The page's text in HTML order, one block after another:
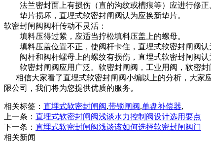
法兰密封面上有损伤（直的沟纹或槽痕等）应进行修正
垫片损坏，直埋式软密封闸阀认为应换新垫片。
软密封闸阀阀杆传动不灵活：
填料压得过紧，应适当拧松填料压盖上的螺母。
填料压盖位置不正，使阀杆卡住，直埋式软密封闸阀认
阀杆和阀杆螺母上的螺纹有损伤，直埋式软密封闸阀认
软密封闸阀应用广泛。软密封闸阀，工业用阀，软密封
相信大家看了直埋式软密封闸阀小编以上的分析，大家
限公司，我们将为您提供优质的服务。
相关标签： 直埋式软密封闸阀,带锁闸阀,单盘补偿器,
上一条： 直埋式软密封闸阀浅谈水力控制阀设计选用要点
下一条： 直埋式软密封闸阀浅谈该如何选择软密封闸阀门
相关新闻